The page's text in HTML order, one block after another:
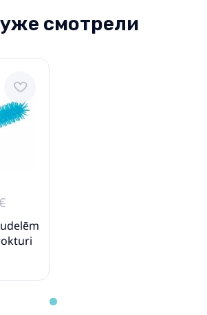
смотрели